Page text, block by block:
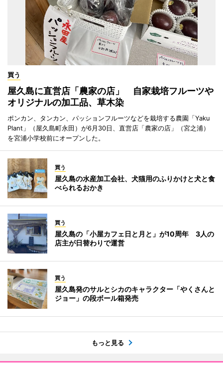
買う
屋久島に直営店「農家の店」 自家栽培フルーツや
オリジナルの加工品、草木染
ポンカン、タンカン、パッションフルーツなどを栽培する農園「Yaku
Plant」（屋久島町永田）が6月30日、直営店「農家の店」（宮之浦）
を宮浦小学校前にオープンした。
買う
屋久島の水産加工会社、犬猫用のふりかけと犬と食
べられるおかき
買う
屋久島の「小屋カフェ日と月と」が10周年 3人の
店主が日替わりで運営
買う
屋久島発のサルとシカのキャラクター「やくさんと
ジョー」の段ボール箱発売
もっと見る